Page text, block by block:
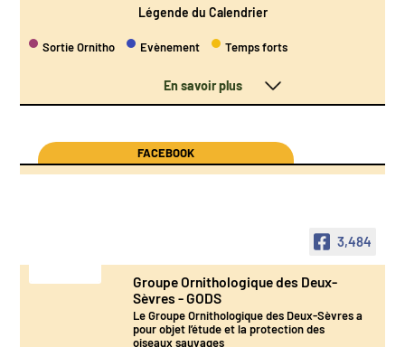
Légende du Calendrier
Sortie Ornitho Evènement Temps forts
En savoir plus
FACEBOOK
3,484
Groupe Ornithologique des Deux-
Sèvres - GODS
Le Groupe Ornithologique des Deux-Sèvres a
pour objet l’étude et la protection des
oiseaux sauvages